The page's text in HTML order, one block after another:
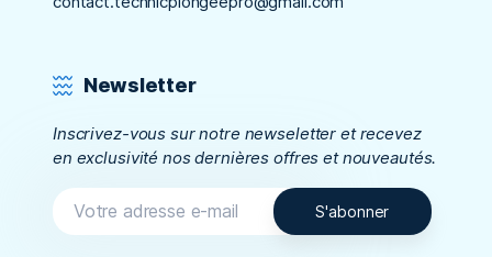
Newsletter
Inscrivez-vous sur notre newseletter et recevez
en exclusivité nos dernières offres et nouveautés.